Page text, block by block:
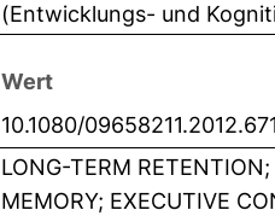
(Entwicklungs- und
Wert
10.1080/
LONG-TERM
MEMORY; EXECUTIVE